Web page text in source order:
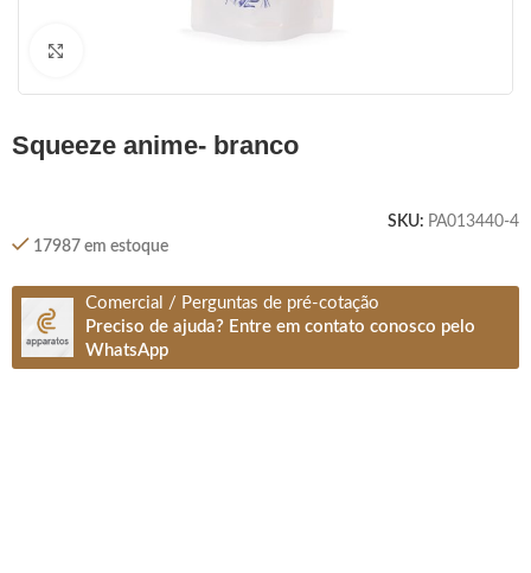
squeeze anime- branco
SKU: PA013440-4
17987 em estoque
Comercial / Perguntas de pré-cotação
Preciso de ajuda? Entre em contato conosco pelo
WhatsApp